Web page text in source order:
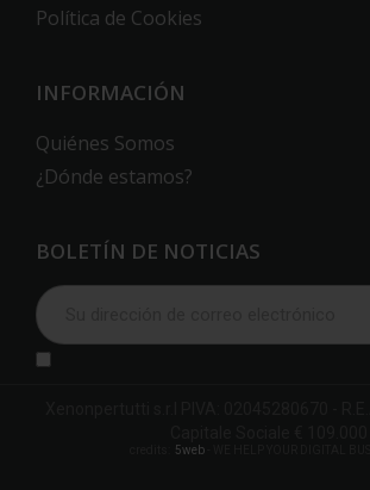
Política de Cookies
INFORMACIÓN
Quiénes Somos
¿Dónde estamos?
BOLETÍN DE NOTICIAS
5web